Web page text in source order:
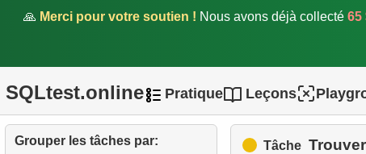
🙏 Merci pour votre soutien ! Nous avons déjà collecté 65
SQLtest.online Pratique Leçons
Grouper les tâches par:
Tâche